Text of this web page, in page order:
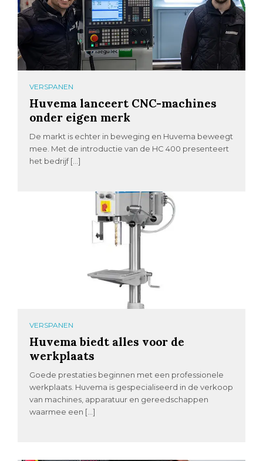
VERSPANEN
Huvema lanceert CNC-machines
onder eigen merk
De markt is echter in beweging en Huvema beweegt
mee. Met de introductie van de HC 400 presenteert
het bedrijf […]
VERSPANEN
Huvema biedt alles voor de
werkplaats
Goede prestaties beginnen met een professionele
werkplaats. Huvema is gespecialiseerd in de verkoop
van machines, apparatuur en gereedschappen
waarmee een […]